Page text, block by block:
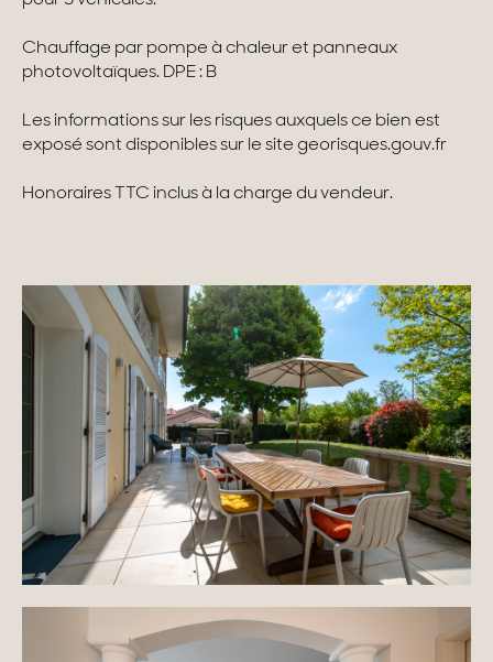
Domaines
Projets neufs
Chauffage par pompe à chaleur et panneaux
photovoltaïques. DPE : B
Les informations sur les risques auxquels ce bien est
exposé sont disponibles sur le site georisques.gouv.fr
Honoraires TTC inclus à la charge du vendeur.